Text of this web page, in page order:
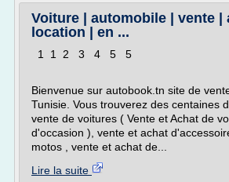
Voiture | automobile | vente |
location | en ...
1 1 2 3 4 5 5
Bienvenue sur autobook.tn site de
Tunisie. Vous trouverez des centaines
vente de voitures ( Vente et Achat de
d'occasion ), vente et achat
motos , vente et achat de...
Lire la suite